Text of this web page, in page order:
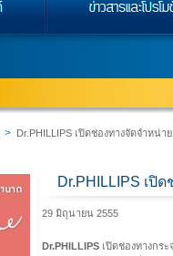
> Dr.PHILLIPS เปิดช่องทางจัดจำหน่
Dr.PHILLIPS เ
29 มิถุนายน 2555
Dr.PHILLIPS เปิดช่องทางกร